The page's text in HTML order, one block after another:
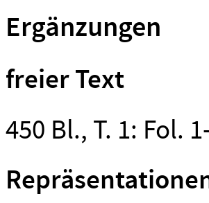
Ergänzungen
freier Text
450 Bl., T. 1: Fol.